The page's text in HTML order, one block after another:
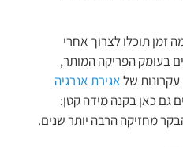
זמן תוכלו לצרוך אחרי
בעומק הפריקה המותר,
שלאגירת אנרגיה
גם כאן בקנה מידה קטן:
מחזיקה הרבה יותר שנים.